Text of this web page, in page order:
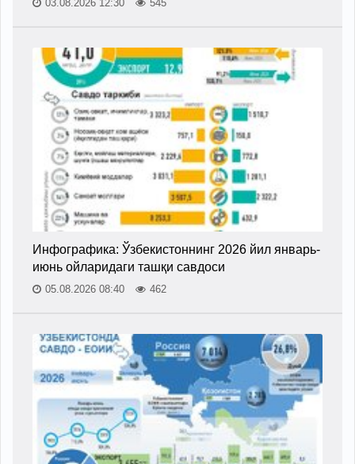
03.08.2026 12:30 545
Инфографика: Ўзбекистоннинг 2026 йил январь-
июнь ойларидаги ташқи савдоси
05.08.2026 08:40 462